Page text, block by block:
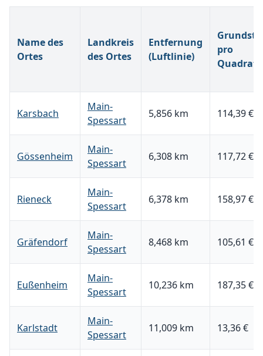
Name des
Ortes
Landkreis
des Ortes
Entfernung
(Luftlinie)
pro
Karsbach
Main-
Spessart
5,856 km 114,39 €
Gössenheim
Main-
Spessart
6,308 km 117,72 €
Rieneck
Main-
Spessart
6,378 km 158,97 €
Gräfendorf
Main-
Spessart
8,468 km 105,61 €
Eußenheim
Main-
Spessart
10,236 km 187,35 €
Karlstadt
Main-
Spessart
11,009 km 13,36 €